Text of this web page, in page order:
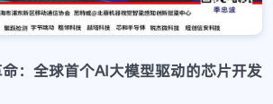
：全球首个AI大模型驱动的芯片开发